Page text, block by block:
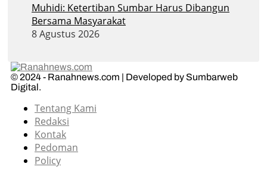
Muhidi: Ketertiban Sumbar Harus Dibangun
Bersama Masyarakat
8 Agustus 2026
© 2024 - Ranahnews.com | Developed by Sumbarweb
Digital.
Tentang Kami
Redaksi
Kontak
Pedoman
Policy